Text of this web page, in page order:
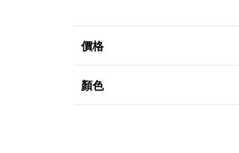
價格
5000元-9999元
顏色